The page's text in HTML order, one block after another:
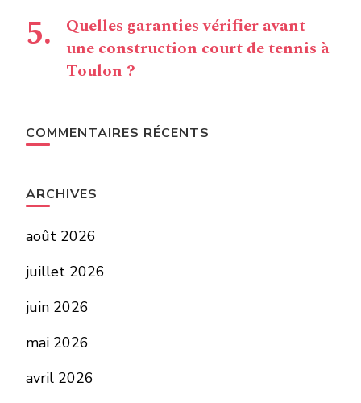
Quelles garanties vérifier avant
une construction court de tennis à
Toulon ?
COMMENTAIRES RÉCENTS
ARCHIVES
août 2026
juillet 2026
juin 2026
mai 2026
avril 2026